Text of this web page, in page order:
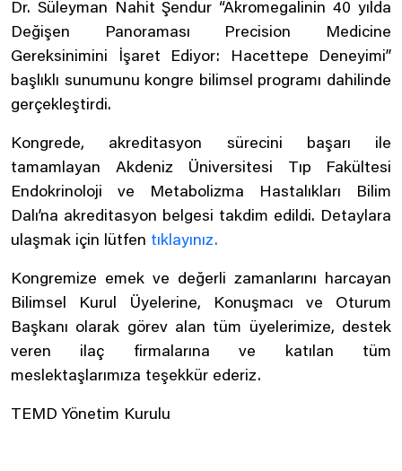
Dr. Süleyman Nahit Şendur “Akromegalinin 40 yılda
Değişen Panoraması Precision Medicine
Gereksinimini İşaret Ediyor: Hacettepe Deneyimi”
başlıklı sunumunu kongre bilimsel programı dahilinde
gerçekleştirdi.
Kongrede, akreditasyon sürecini başarı ile
tamamlayan Akdeniz Üniversitesi Tıp Fakültesi
Endokrinoloji ve Metabolizma Hastalıkları Bilim
Dalı’na akreditasyon belgesi takdim edildi. Detaylara
ulaşmak için lütfen tıklayınız.
Kongremize emek ve değerli zamanlarını harcayan
Bilimsel Kurul Üyelerine, Konuşmacı ve Oturum
Başkanı olarak görev alan tüm üyelerimize, destek
veren ilaç firmalarına ve katılan tüm
meslektaşlarımıza teşekkür ederiz.
TEMD Yönetim Kurulu